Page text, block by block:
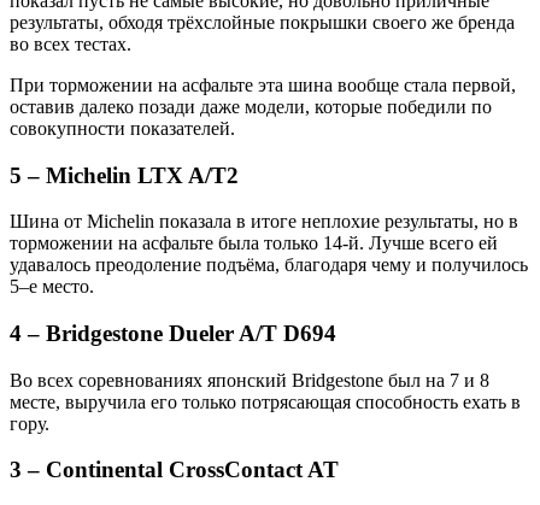
результаты, обходя трёхслойные покрышки своего же бренда
во всех тестах.
При торможении на асфальте эта шина вообще стала первой,
оставив далеко позади даже модели, которые победили по
совокупности показателей.
5 – Michelin LTX A/T2
Шина от Michelin показала в итоге неплохие результаты, но в
торможении на асфальте была только 14-й. Лучше всего ей
удавалось преодоление подъёма, благодаря чему и получилось
5–е место.
4 – Bridgestone Dueler A/T D694
Во всех соревнованиях японский Bridgestone был на 7 и 8
месте, выручила его только потрясающая способность ехать в
гору.
3 – Continental CrossContact AT